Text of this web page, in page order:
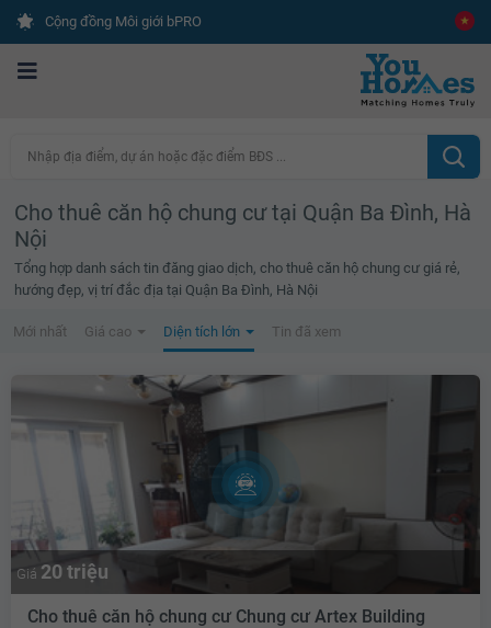
Cộng đồng Môi giới bPRO
Nhập địa điểm, dự án hoặc đặc điểm BĐS ...
Cho thuê căn hộ chung cư tại Quận Ba Đình, Hà
Nội
Tổng hợp danh sách tin đăng giao dịch, cho thuê căn hộ chung cư giá rẻ,
hướng đẹp, vị trí đắc địa tại Quận Ba Đình, Hà Nội
Mới nhất Giá cao Diện tích lớn Tin đã xem
Giá 20 triệu
Cho thuê căn hộ chung cư Chung cư Artex Building